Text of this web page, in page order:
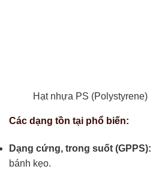
Hạt nhựa PS (Polystyrene)
Các dạng tồn tại phổ biến:
Dạng cứng, trong suốt (GPPS):
bánh kẹo.